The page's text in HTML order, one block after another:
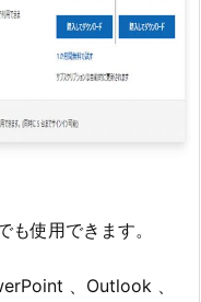
使用できます。
、Outlook 、